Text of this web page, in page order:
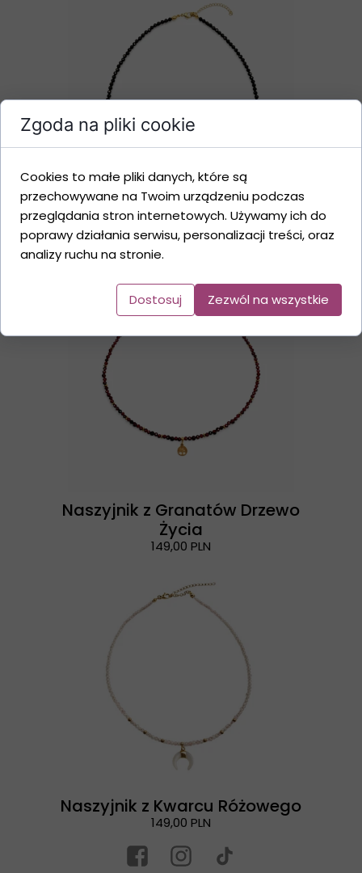
Naszyjnik Turmalin i Cytryn
149,00 PLN
Naszyjnik z Granatów Drzewo
Życia
149,00 PLN
Naszyjnik z Kwarcu Różowego
149,00 PLN
Zgoda na pliki cookie
Cookies to małe pliki danych, które są
przechowywane na Twoim urządzeniu podczas
przeglądania stron internetowych. Używamy ich do
poprawy działania serwisu, personalizacji treści, oraz
analizy ruchu na stronie.
Dostosuj Zezwól na wszystkie